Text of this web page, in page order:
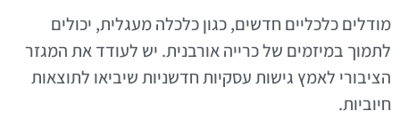
מודלים כלכליים חדשים, כגון כלכלה מעגלית, יכולים
לתמוך במיזמים של כרייה אורבנית. יש לעודד את המגזר
הציבורי לאמץ גישות עסקיות חדשניות שיביאו לתוצאות
חיוביות.